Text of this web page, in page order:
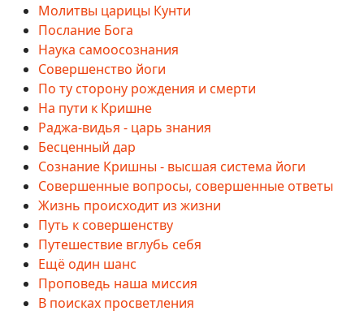
Молитвы царицы Кунти
Послание Бога
Наука самоосознания
Совершенство йоги
По ту сторону рождения и смерти
На пути к Кришне
Раджа-видья - царь знания
Бесценный дар
Сознание Кришны - высшая система йоги
Совершенные вопросы, совершенные ответы
Жизнь происходит из жизни
Путь к совершенству
Путешествие вглубь себя
Ещё один шанс
Проповедь наша миссия
В поисках просветления